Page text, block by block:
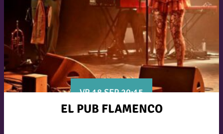
VR 18 SEP 20:15
EL PUB FLAMENCO